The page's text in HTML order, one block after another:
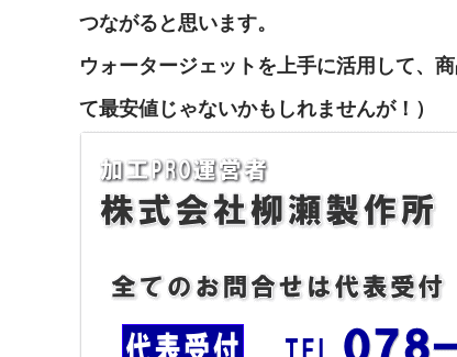
つながると思います。
ウォータージェットを上手に活用して、
て最安値じゃないかもしれませんが！）